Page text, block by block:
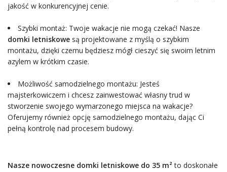
jakość w konkurencyjnej cenie.
Szybki montaż: Twoje wakacje nie mogą czekać! Nasze
domki letniskowesą projektowane z myślą o szybkim
montażu, dzięki czemu będziesz mógł cieszyć się swoim letnim
azylem w krótkim czasie.
Możliwość samodzielnego montażu: Jesteś
majsterkowiczem i chcesz zainwestować własny trud w
stworzenie swojego wymarzonego miejsca na wakacje?
Oferujemy również opcję samodzielnego montażu, dając Ci
pełną kontrolę nad procesem budowy.
Nasze nowoczesne domki letniskowe do 35 m²to doskonałe